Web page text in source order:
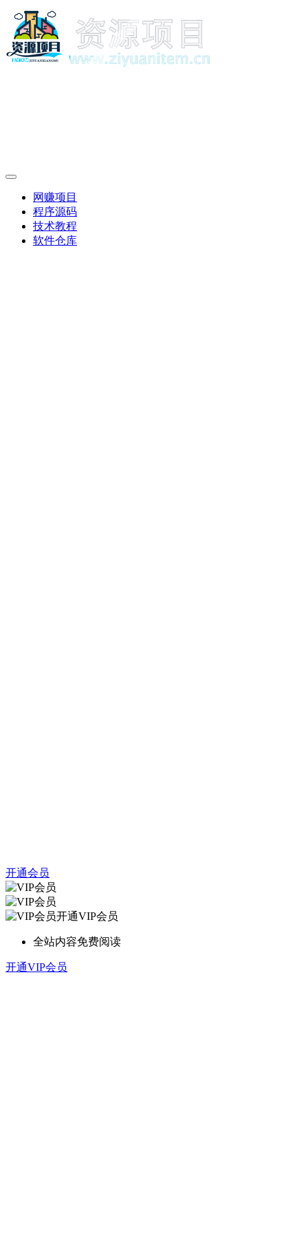
网赚项目
程序源码
技术教程
软件仓库
开通会员
开通VIP会员
全站内容免费阅读
开通VIP会员